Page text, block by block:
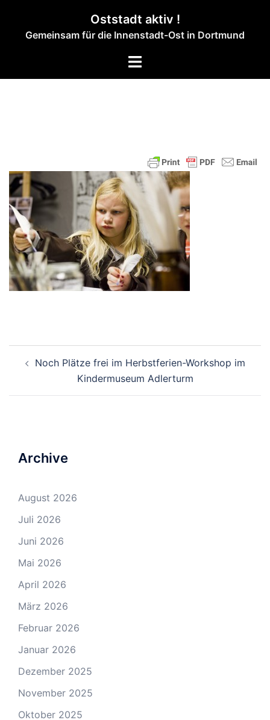
springen
Oststadt aktiv !
Gemeinsam für die Innenstadt-Ost in Dortmund
Menü
Navigation
Noch Plätze frei im Herbstferien-Workshop im
Kindermuseum Adlerturm
Archive
August 2026
Juli 2026
Juni 2026
Mai 2026
April 2026
März 2026
Februar 2026
Januar 2026
Dezember 2025
November 2025
Oktober 2025